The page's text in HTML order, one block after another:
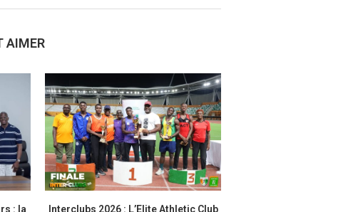
AIMER
: la
Interclubs 2026 : L’Elite Athletic Club